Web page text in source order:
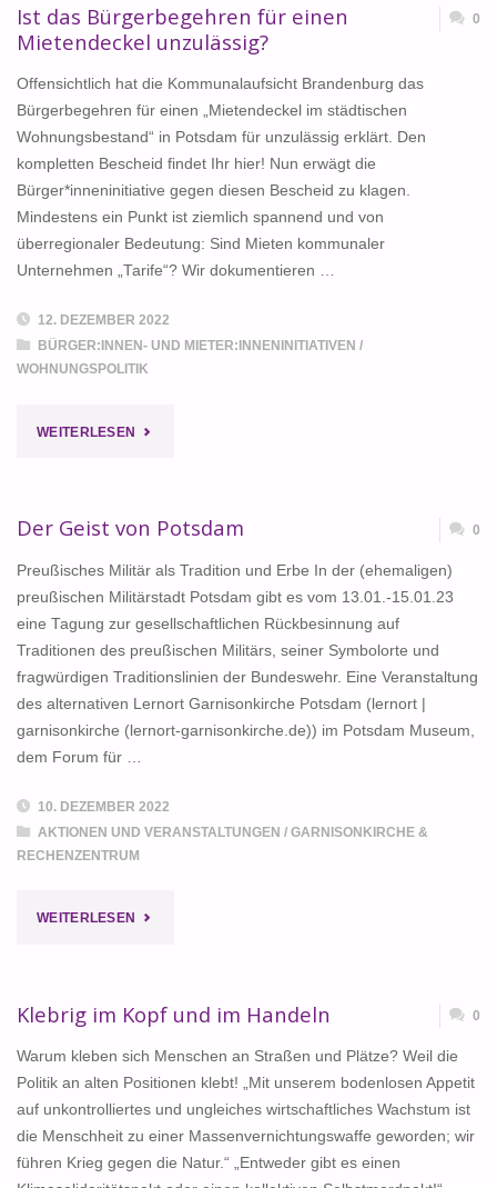
Ist das Bürgerbegehren für einen
Mietendeckel unzulässig?
0
Offensichtlich hat die Kommunalaufsicht Brandenburg das
Bürgerbegehren für einen „Mietendeckel im städtischen
Wohnungsbestand“ in Potsdam für unzulässig erklärt. Den
kompletten Bescheid findet Ihr hier! Nun erwägt die
Bürger*inneninitiative gegen diesen Bescheid zu klagen.
Mindestens ein Punkt ist ziemlich spannend und von
überregionaler Bedeutung: Sind Mieten kommunaler
Unternehmen „Tarife“? Wir dokumentieren …
12. DEZEMBER 2022
BÜRGER:INNEN- UND MIETER:INNENINITIATIVEN /
WOHNUNGSPOLITIK
WEITERLESEN "IST
BÜRGERBEGEHREN
FÜR
EINEN
MIETENDECKEL
UNZULÄSSIG?"
Der Geist von Potsdam 0
Preußisches Militär als Tradition und Erbe In der (ehemaligen)
preußischen Militärstadt Potsdam gibt es vom 13.01.-15.01.23
eine Tagung zur gesellschaftlichen Rückbesinnung auf
Traditionen des preußischen Militärs, seiner Symbolorte und
fragwürdigen Traditionslinien der Bundeswehr. Eine Veranstaltung
des alternativen Lernort Garnisonkirche Potsdam (lernort |
garnisonkirche (lernort-garnisonkirche.de)) im Potsdam Museum,
dem Forum für …
10. DEZEMBER 2022
AKTIONEN UND VERANSTALTUNGEN / GARNISONKIRCHE &
RECHENZENTRUM
WEITERLESEN "DER
VON
POTSDAM"
Klebrig im Kopf und im Handeln 0
Warum kleben sich Menschen an Straßen und Plätze? Weil die
Politik an alten Positionen klebt! „Mit unserem bodenlosen Appetit
auf unkontrolliertes und ungleiches wirtschaftliches Wachstum ist
die Menschheit zu einer Massenvernichtungswaffe geworden; wir
führen Krieg gegen die Natur.“ „Entweder gibt es einen